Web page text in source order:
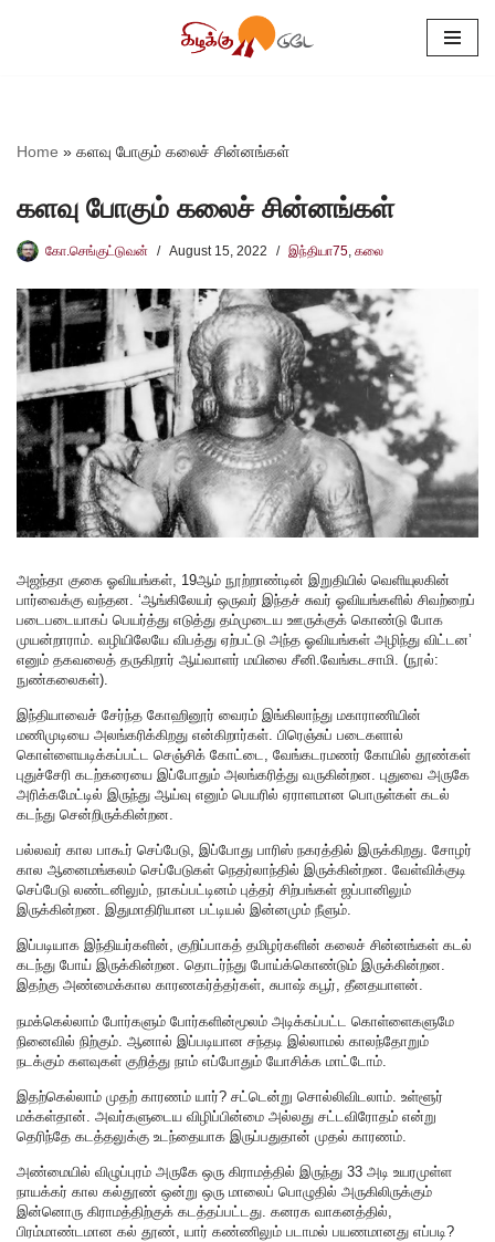
Home » களவு போகும் கலைச் சின்னங்கள்
களவு போகும் கலைச் சின்னங்கள்
கோ.செங்குட்டுவன் August 15, 2022 இந்தியா75 கலை
அஜந்தா குகை ஓவியங்கள், 19ஆம் நூற்றாண்டின் இறுதியில் வெளியுலகின்
பார்வைக்கு வந்தன. ‘ஆங்கிலேயர் ஒருவர் இந்தச் சுவர் ஓவியங்களில் சிவற்றைப்
படைபடையாகப் பெயர்த்து எடுத்து தம்முடைய ஊருக்குக் கொண்டு போக
முயன்றாராம். வழியிலேயே விபத்து ஏற்பட்டு அந்த ஓவியங்கள் அழிந்து விட்டன’
எனும் தகவலைத் தருகிறார் ஆய்வாளர் மயிலை சீனி.வேங்கடசாமி. (நூல்:
நுண்கலைகள்).
இந்தியாவைச் சேர்ந்த கோஹினூர் வைரம் இங்கிலாந்து மகாராணியின்
மணிமுடியை அலங்கரிக்கிறது என்கிறார்கள். பிரெஞ்சுப் படைகளால்
கொள்ளையடிக்கப்பட்ட செஞ்சிக் கோட்டை, வேங்கடரமணர் கோயில் தூண்கள்
புதுச்சேரி கடற்கரையை இப்போதும் அலங்கரித்து வருகின்றன. புதுவை அருகே
அரிக்கமேட்டில் இருந்து ஆய்வு எனும் பெயரில் ஏராளமான பொருள்கள் கடல்
கடந்து சென்றிருக்கின்றன.
பல்லவர் கால பாகூர் செப்பேடு, இப்போது பாரிஸ் நகரத்தில் இருக்கிறது. சோழர்
கால ஆனைமங்கலம் செப்பேடுகள் நெதர்லாந்தில் இருக்கின்றன. வேள்விக்குடி
செப்பேடு லண்டனிலும், நாகப்பட்டினம் புத்தர் சிற்பங்கள் ஜப்பானிலும்
இருக்கின்றன. இதுமாதிரியான பட்டியல் இன்னமும் நீளும்.
இப்படியாக இந்தியர்களின், குறிப்பாகத் தமிழர்களின் கலைச் சின்னங்கள் கடல்
கடந்து போய் இருக்கின்றன. தொடர்ந்து போய்க்கொண்டும் இருக்கின்றன.
இதற்கு அண்மைக்கால காரணகர்த்தர்கள், சுபாஷ் கபூர், தீனதயாளன்.
நமக்கெல்லாம் போர்களும் போர்களின்மூலம் அடிக்கப்பட்ட கொள்ளைகளுமே
நினைவில் நிற்கும். ஆனால் இப்படியான சந்தடி இல்லாமல் காலந்தோறும்
நடக்கும் களவுகள் குறித்து நாம் எப்போதும் யோசிக்க மாட்டோம்.
இதற்கெல்லாம் முதற் காரணம் யார்? சட்டென்று சொல்லிவிடலாம். உள்ளூர்
மக்கள்தான். அவர்களுடைய விழிப்பின்மை அல்லது சட்டவிரோதம் என்று
தெரிந்தே கடத்தலுக்கு உடந்தையாக இருப்பதுதான் முதல் காரணம்.
அண்மையில் விழுப்புரம் அருகே ஒரு கிராமத்தில் இருந்து 33 அடி உயரமுள்ள
நாயக்கர் கால கல்தூண் ஒன்று ஒரு மாலைப் பொழுதில் அருகிலிருக்கும்
இன்னொரு கிராமத்திற்குக் கடத்தப்பட்டது. கனரக வாகனத்தில்,
பிரம்மாண்டமான கல் தூண், யார் கண்ணிலும் படாமல் பயணமானது எப்படி?